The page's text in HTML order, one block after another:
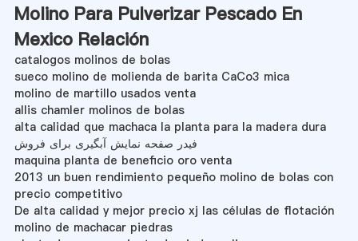
Molino Para Pulverizar Pescado En
Mexico Relación
catalogos molinos de bolas
sueco molino de molienda de barita CaCo3 mica
molino de martillo usados venta
allis chamler molinos de bolas
alta calidad que machaca la planta para la madera dura
فیدر صفحه نمایش آبگیری برای فروش
maquina planta de beneficio oro venta
2013 un buen rendimiento pequeño molino de bolas con
precio competitivo
De alta calidad y mejor precio xj las células de flotación
molino de machacar piedras